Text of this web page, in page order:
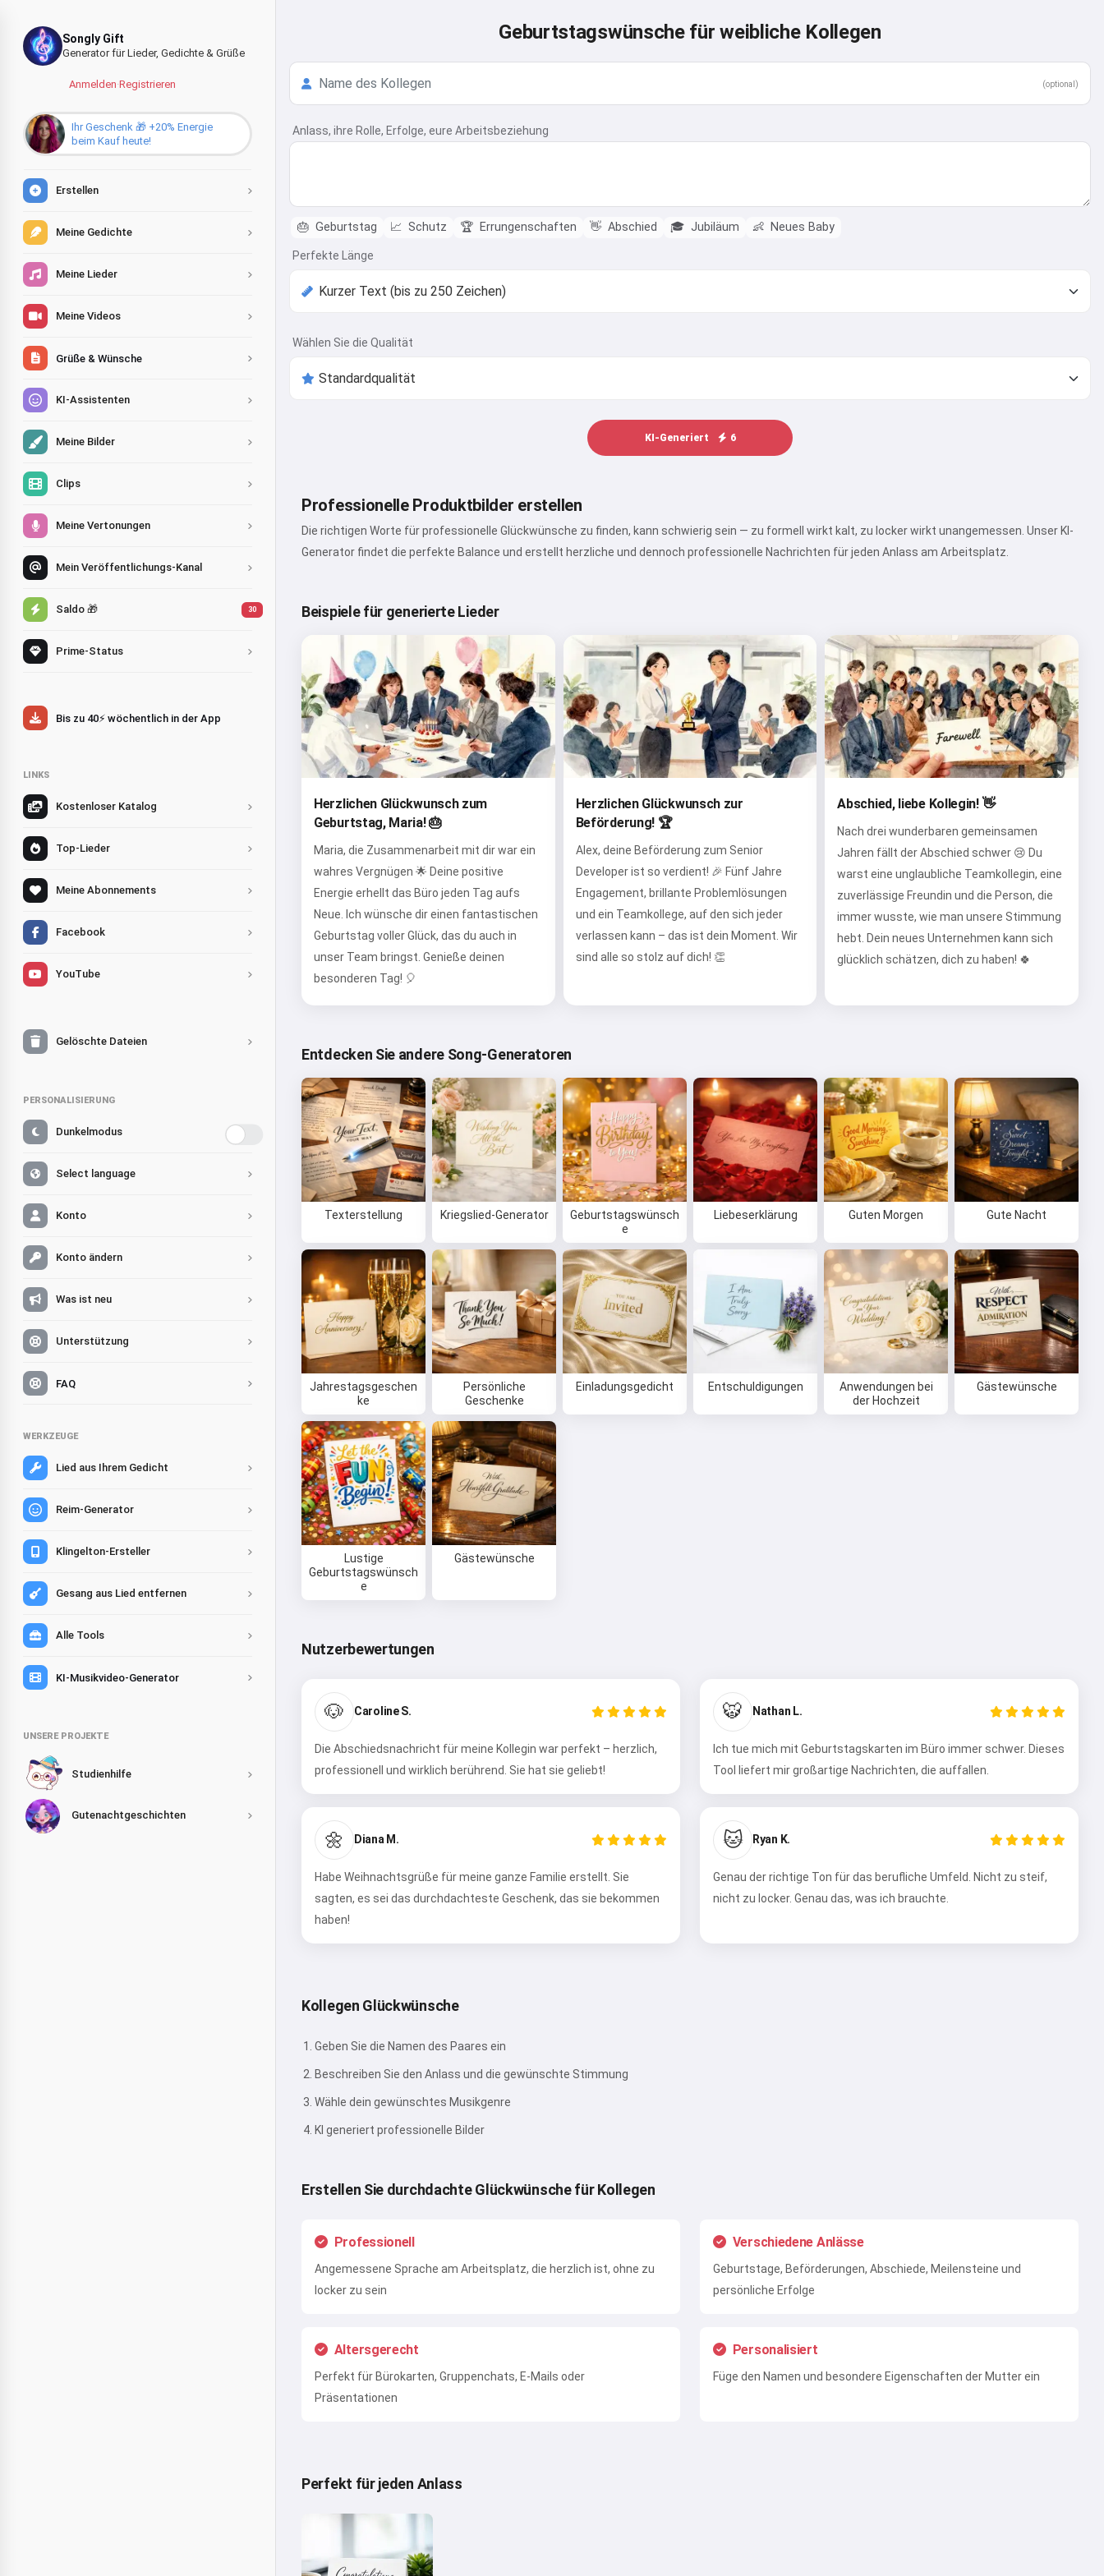
Songly Gift
Generator für Lieder, Gedichte & Grüße
Anmelden·Registrieren
Ihr Geschenk 🎁 +20% Energie
beim Kauf heute!
Erstellen
Meine Gedichte
Meine Lieder
Meine Videos
Grüße & Wünsche
KI-Assistenten
Meine Bilder
Clips
Meine Vertonungen
Mein Veröffentlichungs-Kanal
Saldo 🎁 30
Prime-Status
Bis zu 40⚡ wöchentlich in der App
LINKS
Kostenloser Katalog
Top-Lieder
Meine Abonnements
Facebook
YouTube
Gelöschte Dateien
PERSONALISIERUNG
Dunkelmodus
Select language
Konto
Konto ändern
Was ist neu
Unterstützung
FAQ
WERKZEUGE
Lied aus Ihrem Gedicht
Reim-Generator
Klingelton-Ersteller
Gesang aus Lied entfernen
Alle Tools
KI-Musikvideo-Generator
UNSERE PROJEKTE
Studienhilfe
Gutenachtgeschichten
Geburtstagswünsche für weibliche Kollegen
(optional)
Anlass, ihre Rolle, Erfolge, eure Arbeitsbeziehung
🎂 Geburtstag 📈 Schutz 🏆 Errungenschaften 👋 Abschied 🎓 Jubiläum 👶 Neues Baby
Perfekte Länge
Wählen Sie die Qualität
KI-Generiert 6
Professionelle Produktbilder erstellen
Die richtigen Worte für professionelle Glückwünsche zu finden, kann schwierig sein — zu formell wirkt kalt, zu locker wirkt unangemessen. Unser KI-
Generator findet die perfekte Balance und erstellt herzliche und dennoch professionelle Nachrichten für jeden Anlass am Arbeitsplatz.
Beispiele für generierte Lieder
Herzlichen Glückwunsch zum
Geburtstag, Maria! 🎂
Maria, die Zusammenarbeit mit dir war ein
wahres Vergnügen 🌟 Deine positive
Energie erhellt das Büro jeden Tag aufs
Neue. Ich wünsche dir einen fantastischen
Geburtstag voller Glück, das du auch in
unser Team bringst. Genieße deinen
besonderen Tag! 🎈
Herzlichen Glückwunsch zur
Beförderung! 🏆
Alex, deine Beförderung zum Senior
Developer ist so verdient! 🎉 Fünf Jahre
Engagement, brillante Problemlösungen
und ein Teamkollege, auf den sich jeder
verlassen kann – das ist dein Moment. Wir
sind alle so stolz auf dich! 👏
Abschied, liebe Kollegin! 👋
Nach drei wunderbaren gemeinsamen
Jahren fällt der Abschied schwer 😢 Du
warst eine unglaubliche Teamkollegin, eine
zuverlässige Freundin und die Person, die
immer wusste, wie man unsere Stimmung
hebt. Dein neues Unternehmen kann sich
glücklich schätzen, dich zu haben! 🍀
Entdecken Sie andere Song-Generatoren
Texterstellung Kriegslied-Generator
Geburtstagswünsch
e
Liebeserklärung Guten Morgen Gute Nacht
Jahrestagsgeschen
ke
Persönliche
Geschenke
Einladungsgedicht Entschuldigungen
Anwendungen bei
der Hochzeit
Gästewünsche
Lustige
Geburtstagswünsch
e
Gästewünsche
Nutzerbewertungen
🐶 Caroline S.
Die Abschiedsnachricht für meine Kollegin war perfekt – herzlich,
professionell und wirklich berührend. Sie hat sie geliebt!
🐯 Nathan L.
Ich tue mich mit Geburtstagskarten im Büro immer schwer. Dieses
Tool liefert mir großartige Nachrichten, die auffallen.
🌼 Diana M.
Habe Weihnachtsgrüße für meine ganze Familie erstellt. Sie
sagten, es sei das durchdachteste Geschenk, das sie bekommen
haben!
🐱 Ryan K.
Genau der richtige Ton für das berufliche Umfeld. Nicht zu steif,
nicht zu locker. Genau das, was ich brauchte.
Kollegen Glückwünsche
Geben Sie die Namen des Paares ein
Beschreiben Sie den Anlass und die gewünschte Stimmung
Wähle dein gewünschtes Musikgenre
KI generiert professionelle Bilder
Erstellen Sie durchdachte Glückwünsche für Kollegen
Professionell
Angemessene Sprache am Arbeitsplatz, die herzlich ist, ohne zu
locker zu sein
Verschiedene Anlässe
Geburtstage, Beförderungen, Abschiede, Meilensteine und
persönliche Erfolge
Altersgerecht
Perfekt für Bürokarten, Gruppenchats, E-Mails oder
Präsentationen
Personalisiert
Füge den Namen und besondere Eigenschaften der Mutter ein
Perfekt für jeden Anlass
Hi 👋
schreiben und Glückwünsche 🥰
Ausprobieren